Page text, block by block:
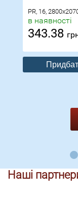
PR, 16,
в наявності
343.38
Наші